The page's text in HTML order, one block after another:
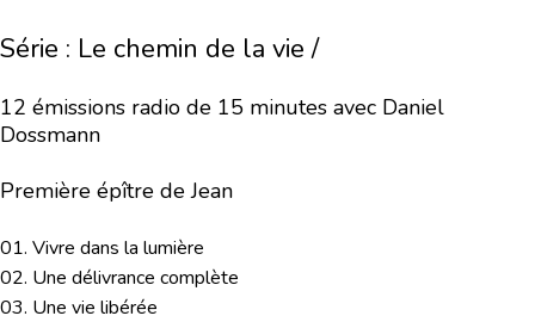
Série : Le chemin de la vie /
12 émissions radio de 15 minutes avec Daniel
Dossmann
Première épître de Jean
01. Vivre dans la lumière
02. Une délivrance complète
03. Une vie libérée